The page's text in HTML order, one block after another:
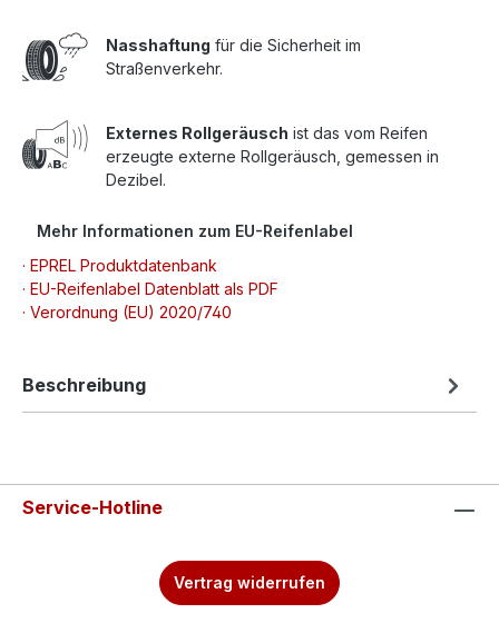
Nasshaftung für die Sicherheit im
Straßenverkehr.
Externes Rollgeräusch ist das vom Reifen
erzeugte externe Rollgeräusch, gemessen in
Dezibel.
Mehr Informationen zum EU-Reifenlabel
· EPREL Produktdatenbank
· EU-Reifenlabel Datenblatt als PDF
· Verordnung (EU) 2020/740
Beschreibung
Service-Hotline
Vertrag widerrufen